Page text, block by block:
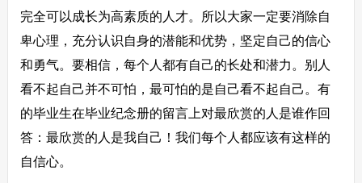
完全可以成长为高素质的人才。所以大家一定要消除自
卑心理，充分认识自身的潜能和优势，坚定自己的信心
和勇气。要相信，每个人都有自己的长处和潜力。别人
看不起自己并不可怕，最可怕的是自己看不起自己。有
的毕业生在毕业纪念册的留言上对最欣赏的人是谁作回
答：最欣赏的人是我自己！我们每个人都应该有这样的
自信心。